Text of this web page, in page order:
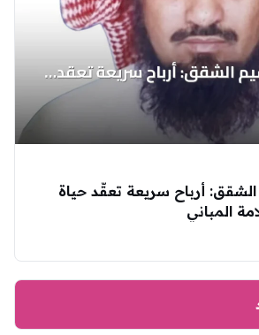
أرباح سريعة تعقّد حياة
المباني